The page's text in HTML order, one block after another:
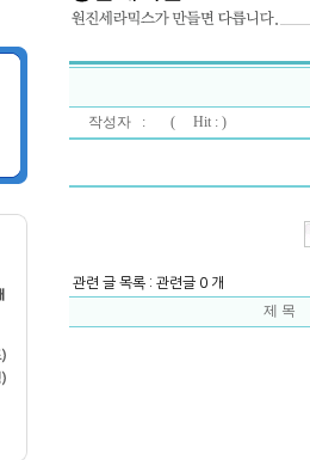
작성자 : ( Hit : )
관련 글 목록 : 관련글 0 개
제 목